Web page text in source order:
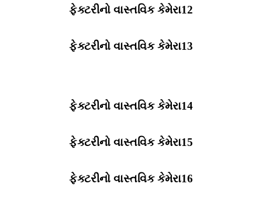
ફેક્ટરીનો વાસ્તવિક કેમેરા12
ફેક્ટરીનો વાસ્તવિક કેમેરા13
ફેક્ટરીનો વાસ્તવિક કેમેરા14
ફેક્ટરીનો વાસ્તવિક કેમેરા15
ફેક્ટરીનો વાસ્તવિક કેમેરા16